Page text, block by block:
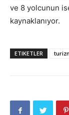
ve 8 yolcunun
kaynaklanıyor.
ETIKETLER